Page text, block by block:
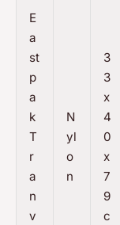
E
a
st
p
a
k
T
r
a
n
v
N
yl
o
n
3
3
x
4
0
x
7
9
c